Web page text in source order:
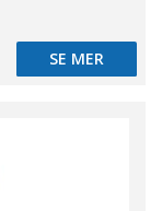
SE MER
SE MER